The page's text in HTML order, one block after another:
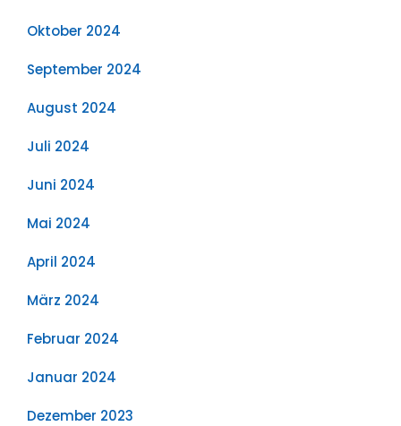
Oktober 2024
September 2024
August 2024
Juli 2024
Juni 2024
Mai 2024
April 2024
März 2024
Februar 2024
Januar 2024
Dezember 2023